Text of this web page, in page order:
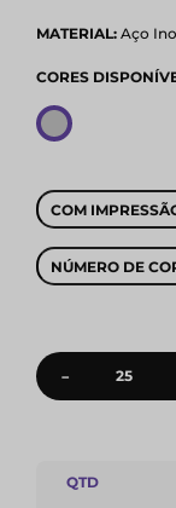
MATERIAL: Aço
CORES
COM
NÚMERO DE
-
QTD